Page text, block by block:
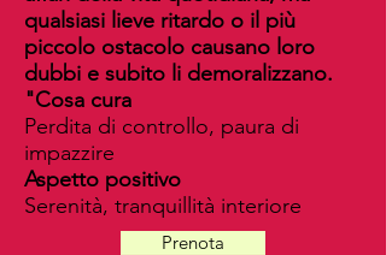
qualsiasi lieve ritardo o il più
piccolo ostacolo causano loro
dubbi e subito li demoralizzano.
"Cosa cura
Perdita di controllo, paura di
impazzire
Aspetto positivo
Serenità, tranquillità interiore
Prenota